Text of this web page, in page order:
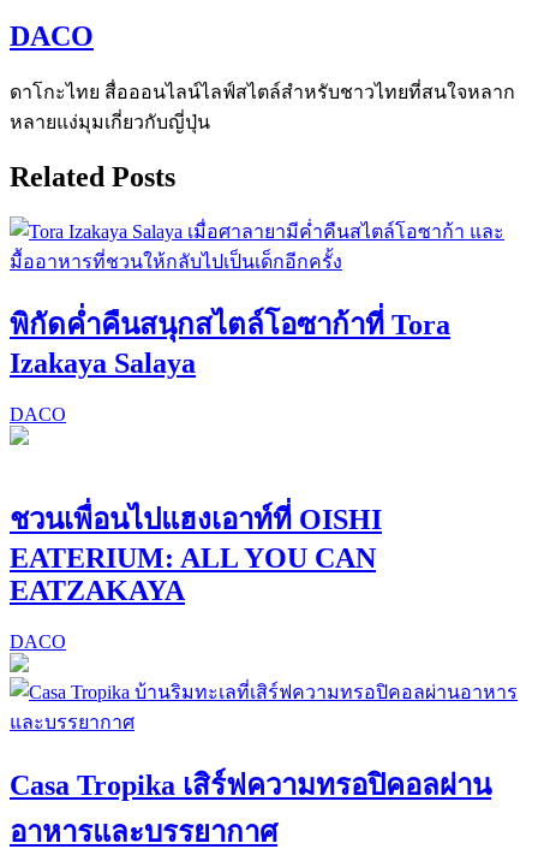
DACO
ดาโกะไทย สื่อออนไลน์ไลฟ์สไตล์สำหรับชาวไทยที่สนใจหลาก
หลายแง่มุมเกี่ยวกับญี่ปุ่น
Related Posts
พิกัดค่ำคืนสนุกสไตล์โอซาก้าที่ Tora
Izakaya Salaya
DACO
ชวนเพื่อนไปแฮงเอาท์ที่ OISHI
EATERIUM: ALL YOU CAN
EATZAKAYA
DACO
Casa Tropika เสิร์ฟความทรอปิคอลผ่าน
อาหารและบรรยากาศ